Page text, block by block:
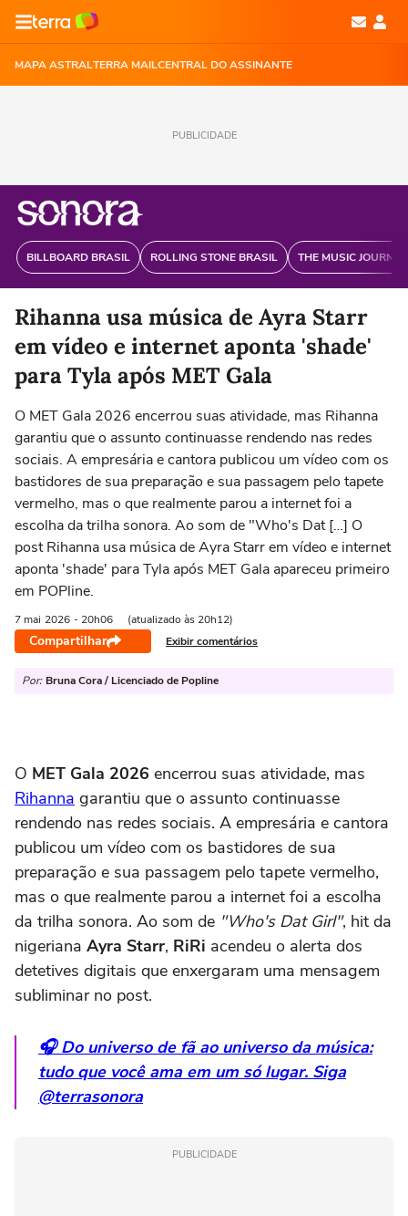
MAPA ASTRALTERRA MAILCENTRAL DO ASSINANTE
PUBLICIDADE
BILLBOARD BRASIL ROLLING STONE BRASIL THE MUSIC
Rihanna usa música de Ayra Starr
em vídeo e internet aponta 'shade'
para Tyla após MET Gala
O MET Gala 2026 encerrou suas atividade, mas Rihanna
garantiu que o assunto continuasse rendendo nas redes
sociais. A empresária e cantora publicou um vídeo com os
bastidores de sua preparação e sua passagem pelo tapete
vermelho, mas o que realmente parou a internet foi a
escolha da trilha sonora. Ao som de "Who's Dat […] O
post Rihanna usa música de Ayra Starr em vídeo e internet
aponta 'shade' para Tyla após MET Gala apareceu primeiro
em POPline.
7 mai 2026 - 20h06 (atualizado às 20h12)
Compartilhar Exibir comentários
Por: Bruna Cora / Licenciado de Popline
O MET Gala 2026 encerrou suas atividade, mas
Rihanna garantiu que o assunto continuasse
rendendo nas redes sociais. A empresária e cantora
publicou um vídeo com os bastidores de sua
preparação e sua passagem pelo tapete vermelho,
mas o que realmente parou a internet foi a escolha
da trilha sonora. Ao som de "Who's Dat Girl", hit da
nigeriana Ayra Starr, RiRi acendeu o alerta dos
detetives digitais que enxergaram uma mensagem
subliminar no post.
🎧 Do universo de fã ao universo da música:
tudo que você ama em um só lugar. Siga
@terrasonora
PUBLICIDADE